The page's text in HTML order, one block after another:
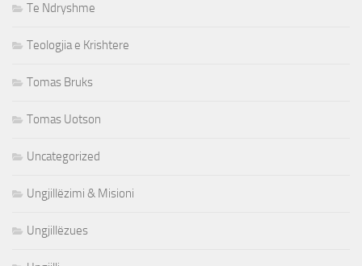
Te Ndryshme
Teologjia e Krishtere
Tomas Bruks
Tomas Uotson
Uncategorized
Ungjillëzimi & Misioni
Ungjillëzues